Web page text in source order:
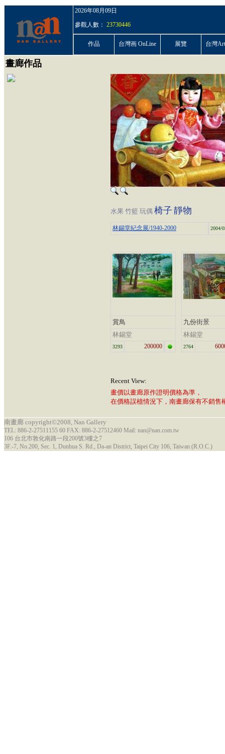
2026年08月09日
參觀人數： 23730446
作品 台灣画 OnLine 展覽 台灣
畫廊作品
水果 竹籃 玩偶 椅子 靜物
林錫堂紀念展/1940-2000 2004/
賞鳥
林錫堂
3293 200000
九份街景
林錫堂
2764
Recent View:
畫價以畫廊原作證明價格為準，
在價格誤植情況下，南畫廊保有不銷售
南畫廊 copyright©2008, Nan Gallery
TEL: 886-2-27511155 60 FAX: 886-2-27512460 Mail: nan@nan.com.tw
106 台北市敦化南路一段200號3樓之7
3F.-7, No.200, Sec. 1, Dunhua S. Rd., Da-an District, Taipei City 106, Taiwan (R.O.C.)